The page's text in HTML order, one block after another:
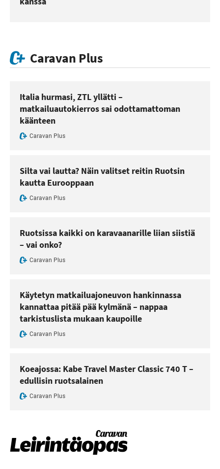
Caravan Plus
Italia hurmasi, ZTL yllätti –
matkailuautokierros sai odottamattoman
käänteen
Caravan Plus
Silta vai lautta? Näin valitset reitin Ruotsin
kautta Eurooppaan
Caravan Plus
Ruotsissa kaikki on karavaanarille liian siistiä
– vai onko?
Caravan Plus
Käytetyn matkailuajoneuvon hankinnassa
kannattaa pitää pää kylmänä – nappaa
tarkistuslista mukaan kaupoille
Caravan Plus
Koeajossa: Kabe Travel Master Classic 740 T –
edullisin ruotsalainen
Caravan Plus